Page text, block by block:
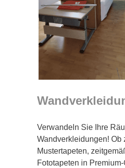
Verwandeln Sie Ihre
Wandverkleidungen! Ob
Mustertapeten,
Fototapeten in